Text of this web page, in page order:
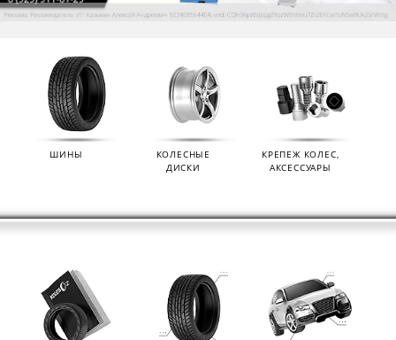
ШИНЫ
КОЛЕСНЫЕ
ДИСКИ
КРЕПЕЖ КОЛЕС,
АКСЕССУАРЫ